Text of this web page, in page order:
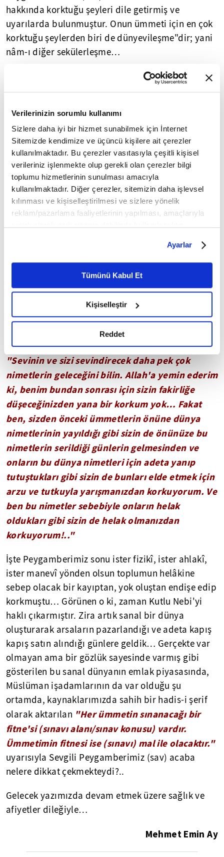
Verilerinizin sorumlu kullanımı
Sizlere daha iyi bir hizmet sunabilmek için İnternet
Sitemizde kendimize ve üçüncü kişilere ait çerezler
kullanılmaktadır. Bu çerezler vasıtasıyla çeşitli kişisel
verileriniz işlenmekte olup gerekli olan çerezler bilgi
toplumu hizmetlerinin sunulması amacıyla
kullanılmaktadır. Diğer çerezler, sitemizin daha işlevsel
kılınması ve kişiselleştirilmesi ve sizlere yönelik
reklam/pazarlama faaliyetlerinin yapılması, amaçlarıyla
belirleyebilirsiniz. Çerezlere ilişkin detaylı bilgi için
Ayarlar butonuna tıklayabilir,Çerez Bilgilendirme
Metnimizi ziyaret edebilirsiniz.
6698 sayılı Kişisel Verilerin Korunması Kanunu uyarınca
okumak ve sitemizi ziyaretiniz kapsamında
gerçekleştirilen veri işleme faaliyetleri ile ilgili daha
detaylı bilgi almak için lütfentıklayınız.
Ayarlar
Tümünü Kabul Et
Kişiselleştir
Reddet
hakkında korktuğu şeyleri dile getirmiş ve
uyarılarda bulunmuştur. Onun ümmeti için en çok
korktuğu şeylerden biri de dünyevileşme"dir; yani
nâm-ı diğer sekülerleşme…
Dilerseniz bir Asr-ı Saadet hatırasıyla tam da
hayatın içinden bir örnek vererek,
ifadelerle dile getirdiğine bakalım.
Bahreyn'den toplanan vergileri Medine'ye
getirmek üzere görevlendirilen Ebu Ubeyde b.
Cerrah (ra) bir sabah namazı vakti Medine'ye
dönmüştü… Sabah namazına yetişen Ebu Ubeyde,
namazını kıldıktan sonra dışarı çıktığında cemaat
de onunla birlikte çıkmış ve merakla neler
getirdiğini öğrenmek istemişlerdi. Bir süre sonra
mescidden çıkan Peygamberimiz (sav) onların bu
"Zannediyorum ki, sizler Ebu Ubeyde'nin
Bahreyn'den bir şeyler getirdiğini duydunuz"
Sahabiler:"Evet Yâ Resulallah"deyince, şöyle
"Sevinin ve sizi sevindirecek daha pek çok
nimetlerin geleceğini bilin. Allah'a yemin ederim
ki, benim bundan sonrası için sizin fakirliğe
düşeceğinizden yana bir korkum yok… Fakat
ben, sizden önceki ümmetlerin önüne dünya
nimetlerinin yayıldığı gibi sizin de önünüze bu
nimetlerin serildiği günlerin gelmesinden ve
onların bu dünya nimetleri için adeta yanıp
tutuştukları gibi sizin de bunları elde etmek için
arzu ve tutkuyla yarışmanızdan korkuyorum. Ve
ben bu nimetler sebebiyle onların helak
oldukları gibi sizin de helak olmanızdan
korkuyorum!.."
İşte Peygamberimiz sonu ister fizikî, ister ahlakî,
ister manevî yönden olsun toplumun helâkine
sebep olacak bir kayıptan, yok oluştan endişe edip
korkmuştu… Görünen o ki, zaman Kutlu Nebi'yi
haklı çıkarmıştır. Zira artık sanal bir dünya
oluşturarak arsaların pazarlandığı ve adeta kapış
kapış satın alındığı günlere geldik… Gerçekte var
olmayan ama bir gözlük sayesinde varmış gibi
gösterilen bu sanal dünyanın emlak piyasasında,
Müslüman işadamlarının da var olduğu şu
ortamda, kaynaklarımızda sahih bir hadis-i şerif
olarak aktarılan "Her ümmetin sınanacağı bir
fitne'si (sınavı alanı/sınav konusu) vardır.
Ümmetimin fitnesi ise (sınavı) mal ile olacaktır."
uyarısıyla Sevgili Peygamberimiz (sav) acaba
nelere dikkat çekmekteydi?..
Gelecek yazımızda devam etmek üzere sağlık ve
afiyetler dileğiyle…
Mehmet Emin Ay